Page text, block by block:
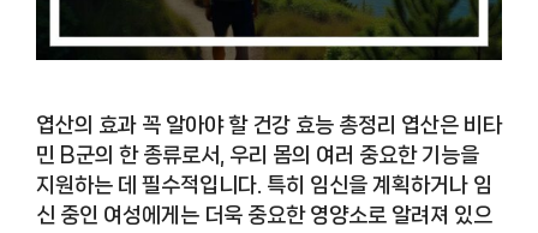
엽산의 효과 꼭 알아야 할 건강 효능 총정리 엽산은 비타
민 B군의 한 종류로서, 우리 몸의 여러 중요한 기능을
지원하는 데 필수적입니다. 특히 임신을 계획하거나 임
신 중인 여성에게는 더욱 중요한 영양소로 알려져 있으